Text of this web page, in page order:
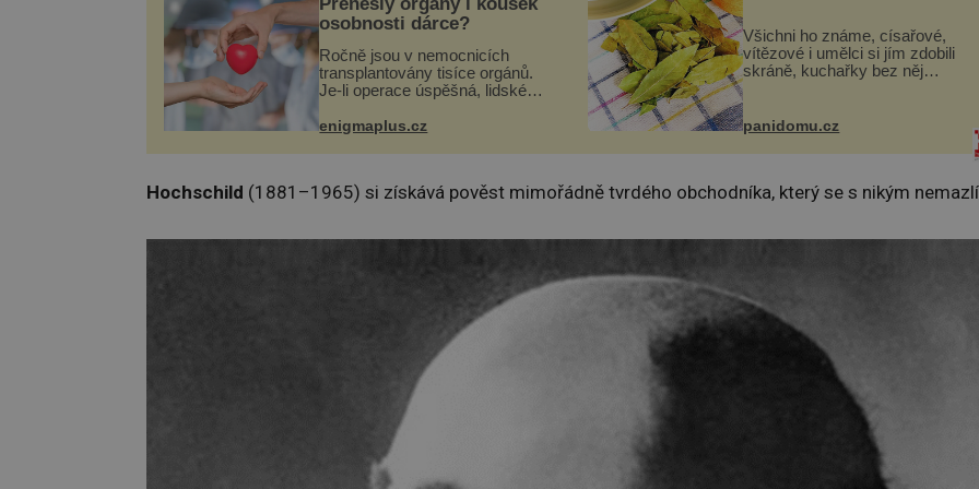
Přenesly orgány i kousek
osobnosti dárce?
Ročně jsou v nemocnicích
transplantovány tisíce orgánů.
Je-li operace úspěšná, lidské
své a pacient může vést
při transplantaci nepřijímám...
enigmaplus.cz
Všichni ho známe, císařové,
vítězové i umělci si jím zdobili
skráně, kuchařky bez něj
zmírnit některé naše neduhy.
Obsahuje v malém množství
ně...
panidomu.cz
Hochschild (1881–1965) si získává pověst mimořádně tvrdého obchodníka, který se s nikým